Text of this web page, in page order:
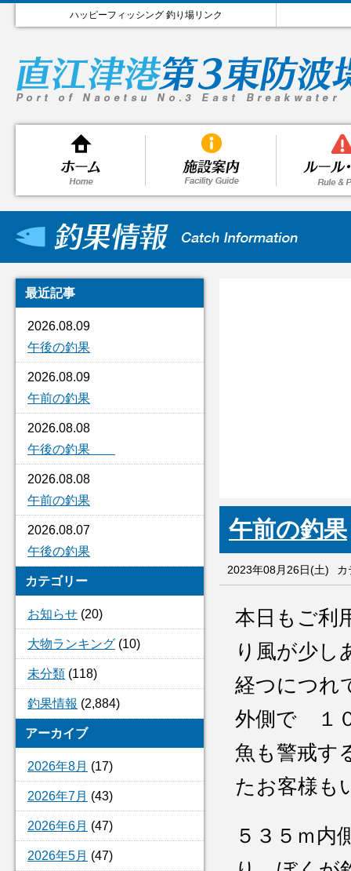
ハッピーフィッシング 釣り場リンク
最近記事
2026.08.09
午後の釣果
2026.08.09
午前の釣果
2026.08.08
午後の釣果
2026.08.08
午前の釣果
2026.08.07
午後の釣果
カテゴリー
お知らせ (20)
大物ランキング (10)
未分類 (118)
釣果情報 (2,884)
アーカイブ
2026年8月 (17)
2026年7月 (43)
2026年6月 (47)
2026年5月 (47)
午前の釣果
2023年08月26日(土) カ
本日もご利
り風が少
経つにつ
外側で １
魚も警戒す
たお客様も
５３５ｍ